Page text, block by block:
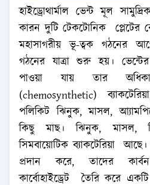
হাইড্রোথার্মাল ভেন্ট মূল
কারন দুটি টেকটোনিক প্লেটের
মহাসাগরীয় ভূ-ত্বক গঠনের
গঠনের যাত্রা শুরু হয়।
পাওয়া যায় তার
(chemosynthetic)
পলিকিট ঝিনুক, মাসল,
কিছু মাছ। ঝিনুক, মাসল,
সিমবায়োটিক ব্যাকটেরিয়া
প্রদান করে, তাদের
কার্বোহাইড্রেট তৈরি করে